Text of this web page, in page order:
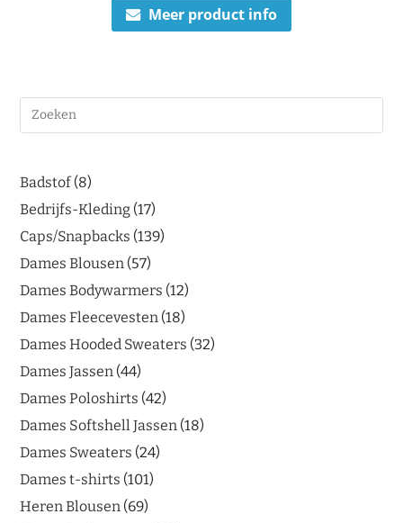
Meer product info
Badstof 8
Bedrijfs-Kleding 17
Caps/Snapbacks 139
Dames Blousen 57
Dames Bodywarmers 12
Dames Fleecevesten 18
Dames Hooded Sweaters 32
Dames Jassen 44
Dames Poloshirts 42
Dames Softshell Jassen 18
Dames Sweaters 24
Dames t-shirts 101
Heren Blousen 69